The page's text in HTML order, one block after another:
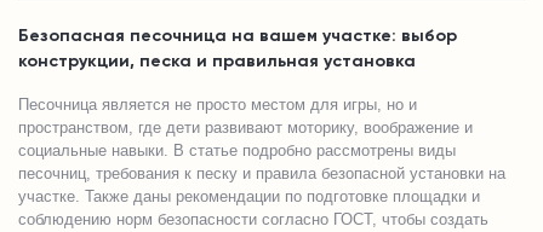
Безопасная песочница на вашем участке: выбор
конструкции, песка и правильная установка
Песочница является не просто местом для игры, но и
пространством, где дети развивают моторику, воображение и
социальные навыки. В статье подробно рассмотрены виды
песочниц, требования к песку и правила безопасной установки на
участке. Также даны рекомендации по подготовке площадки и
соблюдению норм безопасности согласно ГОСТ, чтобы создать